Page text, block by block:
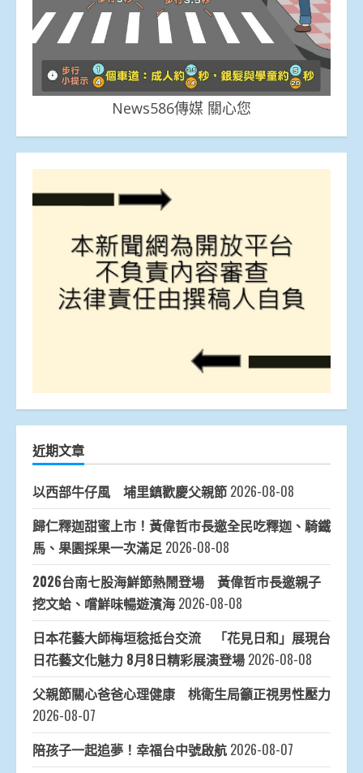
News586傳媒 關心您
近期文章
以西部牛仔風 埔里鎮歡慶父親節 2026-08-08
歸仁釋迦甜蜜上市！黃偉哲市長邀全民吃釋迦、騎鐵
馬、果園採果一次滿足 2026-08-08
2026台南七股海鮮節熱鬧登場 黃偉哲市長邀親子
挖文蛤、嚐鮮味暢遊濱海 2026-08-08
日本花藝大師梅垣稔抵台交流 「花見日和」展現台
日花藝文化魅力 8月8日精彩展演登場 2026-08-08
父親節關心爸爸心理健康 桃衛生局籲正視男性壓力
2026-08-07
陪孩子一起追夢！幸福台中號啟航 2026-08-07